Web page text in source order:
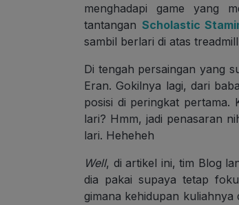
menghadapi game yang
tantangan Scholastic
sambil berlari di atas
Di tengah persaingan yang
Eran. Gokilnya lagi, dari
posisi di peringkat pertama.
lari? Hmm, jadi penasaran
lari. Heheheh
Well, di artikel ini, tim Blog
dia pakai supaya tetap
gimana kehidupan